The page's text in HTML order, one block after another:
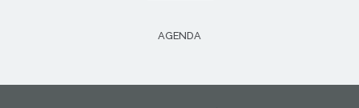
AGENDA